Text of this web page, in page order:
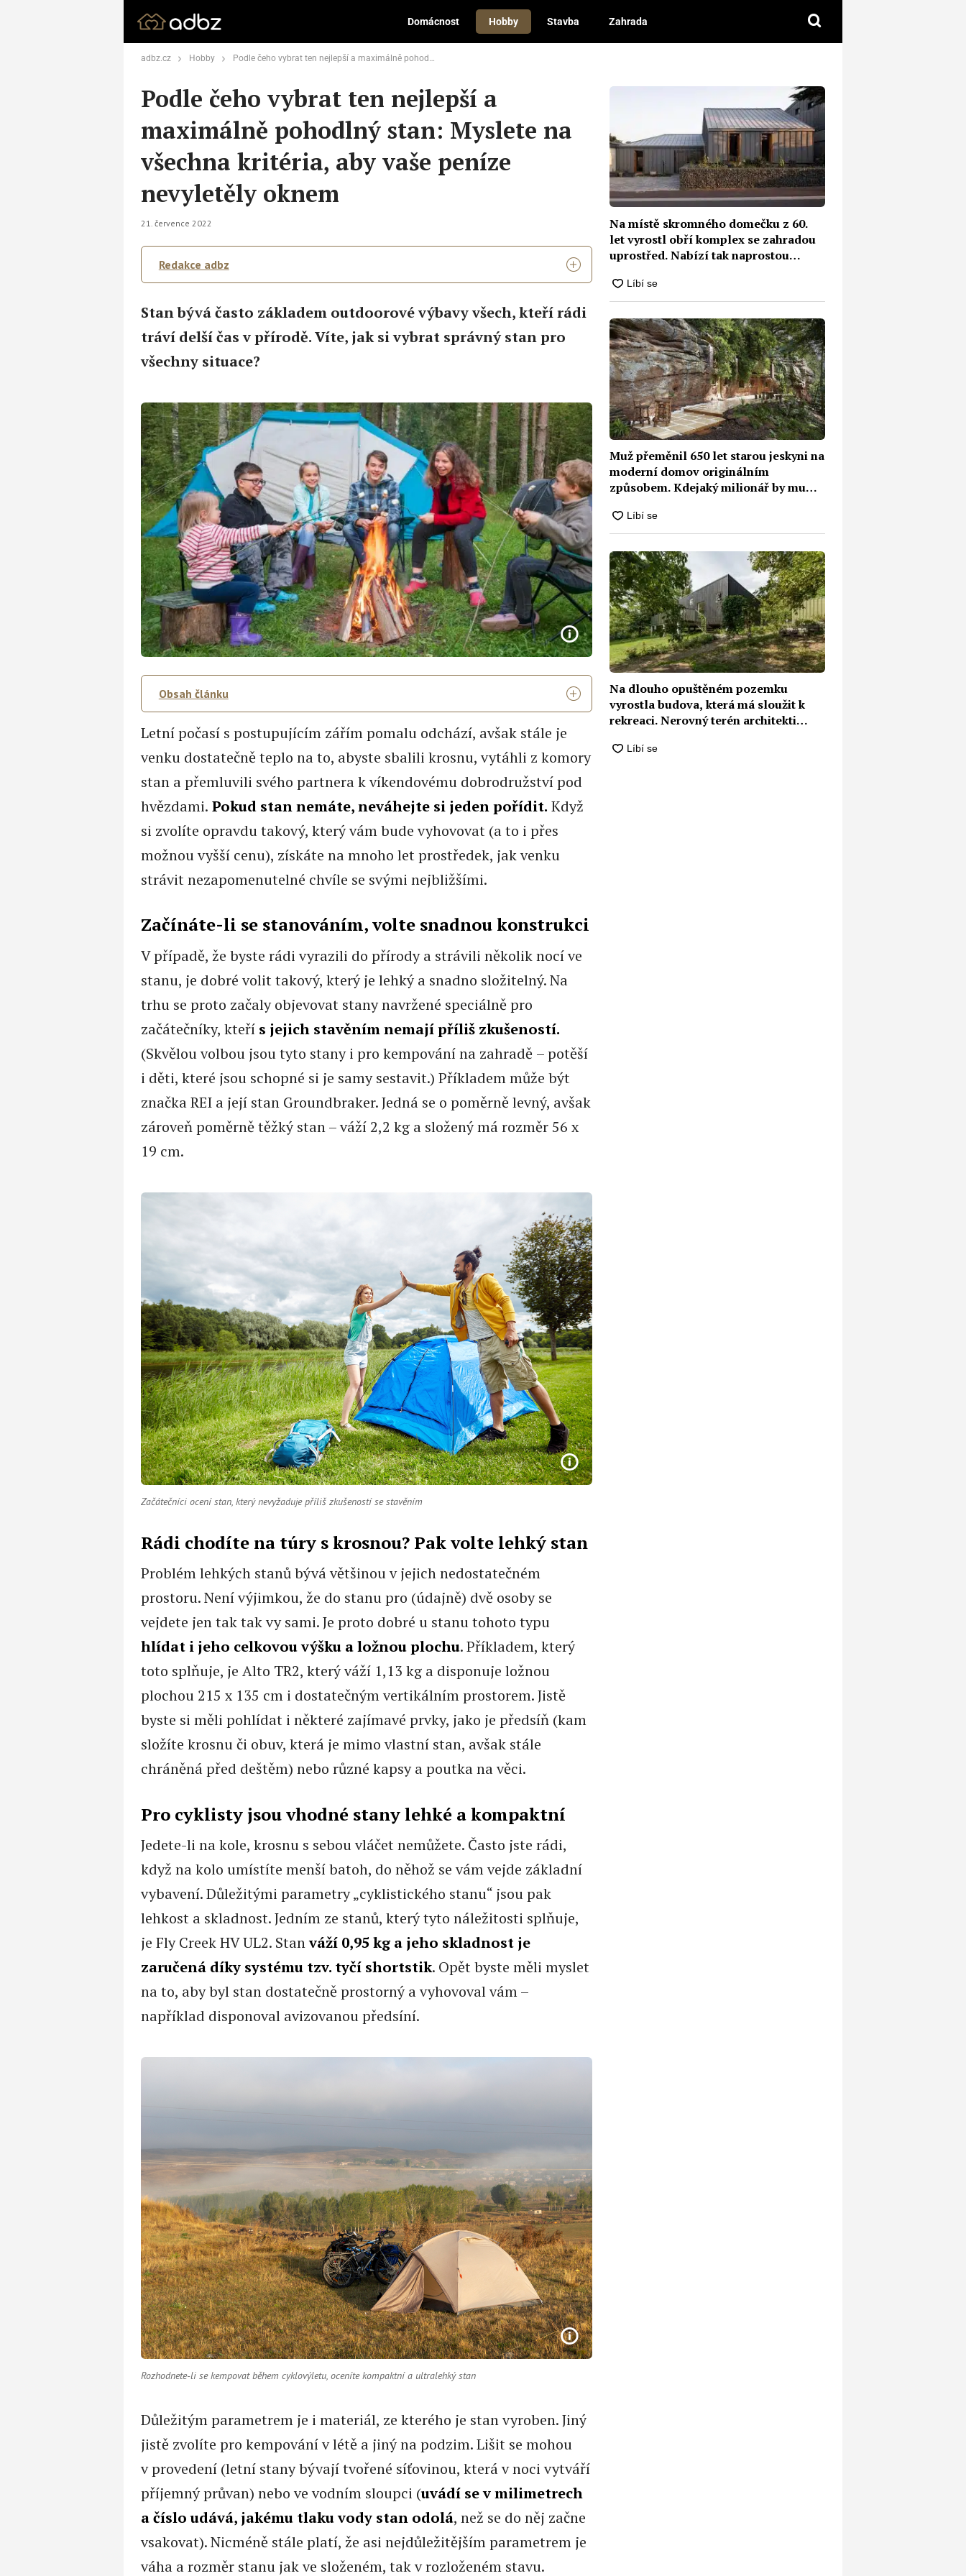
Domácnost Hobby Stavba Zahrada
adbz.cz Hobby Podle čeho vybrat ten nejlepší a maximálně pohodlný stan: Myslete na všechna kritéria, aby vaše peníze nevyletěly oknem
Podle čeho vybrat ten nejlepší a
maximálně pohodlný stan: Myslete na
všechna kritéria, aby vaše peníze
nevyletěly oknem
21. července 2022
Redakce adbz
Stan bývá často základem outdoorové výbavy všech, kteří rádi
tráví delší čas v přírodě. Víte, jak si vybrat správný stan pro
všechny situace?
Obsah článku
Letní počasí s postupujícím zářím pomalu odchází, avšak stále je
venku dostatečně teplo na to, abyste sbalili krosnu, vytáhli z komory
stan a přemluvili svého partnera k víkendovému dobrodružství pod
hvězdami. Pokud stan nemáte, neváhejte si jeden pořídit. Když
si zvolíte opravdu takový, který vám bude vyhovovat (a to i přes
možnou vyšší cenu), získáte na mnoho let prostředek, jak venku
strávit nezapomenutelné chvíle se svými nejbližšími.
Začínáte-li se stanováním, volte snadnou konstrukci
V případě, že byste rádi vyrazili do přírody a strávili několik nocí ve
stanu, je dobré volit takový, který je lehký a snadno složitelný. Na
trhu se proto začaly objevovat stany navržené speciálně pro
začátečníky, kteřís jejich stavěnímnemají příliš zkušeností.
(Skvělou volbou jsou tyto stany i pro kempování na zahradě – potěší
i děti, které jsou schopné si je samy sestavit.) Příkladem může být
značka REI a její stan Groundbraker. Jedná se o poměrně levný, avšak
zároveň poměrně těžký stan – váží 2,2 kg a složený má rozměr 56 x
19 cm.
Začátečníci ocení stan, který nevyžaduje příliš zkušeností se stavěním
Rádi chodíte na túry s krosnou? Pak volte lehký stan
Problém lehkých stanů bývá většinou v jejich nedostatečném
prostoru. Není výjimkou, že do stanu pro (údajně) dvě osoby se
vejdete jen tak tak vy sami. Je proto dobré u stanu tohoto typu
hlídat i jeho celkovou výšku a ložnou plochu. Příkladem, který
toto splňuje, je Alto TR2, který váží 1,13 kg a disponuje ložnou
plochou 215 x 135 cm i dostatečným vertikálním prostorem. Jistě
byste si měli pohlídat i některé zajímavé prvky, jako je předsíň (kam
složíte krosnu či obuv, která je mimo vlastní stan, avšak stále
chráněná před deštěm) nebo různé kapsy a poutka na věci.
Pro cyklisty jsou vhodné stany lehké a kompaktní
Jedete-li na kole, krosnu s sebou vláčet nemůžete. Často jste rádi,
když na kolo umístíte menší batoh, do něhož se vám vejde základní
vybavení. Důležitými parametry „cyklistického stanu“ jsou pak
lehkost a skladnost. Jedním ze stanů, který tyto náležitosti splňuje,
je Fly Creek HV UL2. Stanváží 0,95 kg a jeho skladnost je
zaručená díky systému tzv. tyčí shortstik. Opět byste měli myslet
na to, aby byl stan dostatečně prostorný a vyhovoval vám –
například disponoval avizovanou předsíní.
Rozhodnete-li se kempovat během cyklovýletu, oceníte kompaktní a ultralehký stan
Důležitým parametrem je i materiál, ze kterého je stan vyroben. Jiný
jistě zvolíte pro kempování v létě a jiný na podzim. Lišit se mohou
v provedení (letní stany bývají tvořené síťovinou, která v noci vytváří
příjemný průvan) nebo ve vodním sloupci (uvádí se v milimetrech
a číslo udává, jakému tlaku vody stan odolá, než se do něj začne
vsakovat). Nicméně stále platí, že asi nejdůležitějším parametrem je
váha a rozměr stanu jak ve složeném, tak v rozloženém stavu.
Na místě skromného domečku z 60.
let vyrostl obří komplex se zahradou
uprostřed. Nabízí tak naprostou
Muž přeměnil 650 let starou jeskyni na
moderní domov originálním
způsobem. Kdejaký milionář by mu
Na dlouho opuštěném pozemku
vyrostla budova, která má sloužit k
rekreaci. Nerovný terén architekti